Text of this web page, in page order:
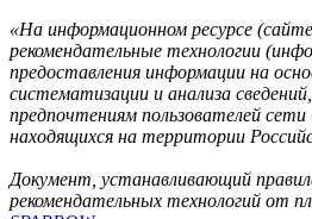
«На информационном ресурсе
рекомендательные технологии
предоставления информации на
систематизации и анализа
предпочтениям пользователей
находящихся на территории
Документ, устанавливающий
рекомендательных технологий от